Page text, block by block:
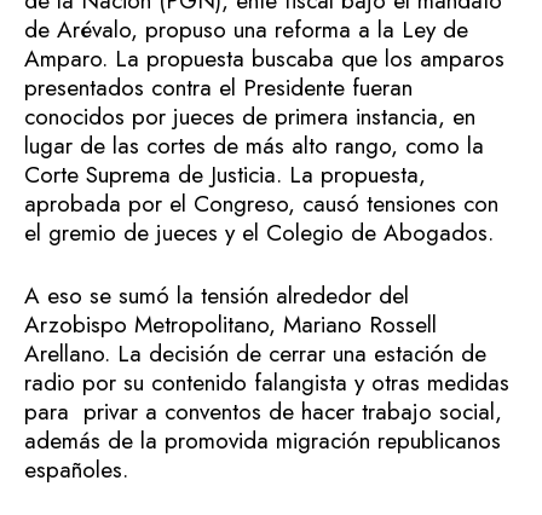
de Arévalo, propuso una reforma a la Ley de
Amparo. La propuesta buscaba que los amparos
presentados contra el Presidente fueran
conocidos por jueces de primera instancia, en
lugar de las cortes de más alto rango, como la
Corte Suprema de Justicia. La propuesta,
aprobada por el Congreso, causó tensiones con
el gremio de jueces y el Colegio de Abogados.
A eso se sumó la tensión alrededor del
Arzobispo Metropolitano, Mariano Rossell
Arellano. La decisión de cerrar una estación de
radio por su contenido falangista y otras medidas
para privar a conventos de hacer trabajo social,
además de la promovida migración republicanos
españoles.